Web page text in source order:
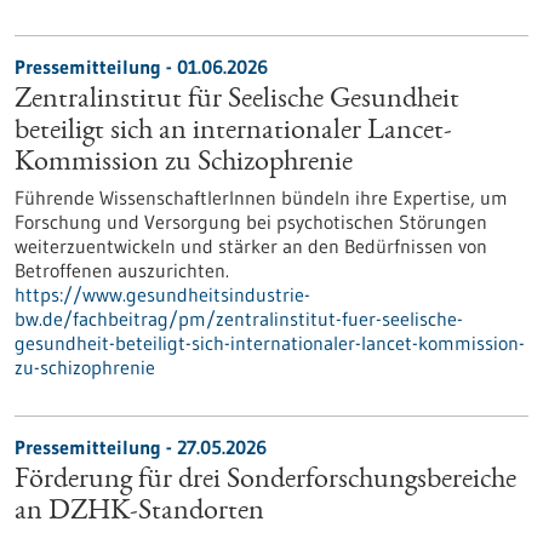
Pressemitteilung - 01.06.2026
Zentralinstitut für Seelische Gesundheit
beteiligt sich an internationaler Lancet-
Kommission zu Schizophrenie
Führende WissenschaftlerInnen bündeln ihre Expertise, um
Forschung und Versorgung bei psychotischen Störungen
weiterzuentwickeln und stärker an den Bedürfnissen von
Betroffenen auszurichten.
https://www.gesundheitsindustrie-
bw.de/fachbeitrag/pm/zentralinstitut-fuer-seelische-
gesundheit-beteiligt-sich-internationaler-lancet-kommission-
zu-schizophrenie
Pressemitteilung - 27.05.2026
Förderung für drei Sonderforschungsbereiche
an DZHK-Standorten